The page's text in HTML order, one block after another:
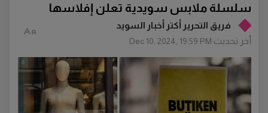
فريق التحرير أكتر أخبار السويد
أخر تحديث Dec 10, 2024, 19:59 PM
سلسلة ملابس سويدية تعلن إفلاسها